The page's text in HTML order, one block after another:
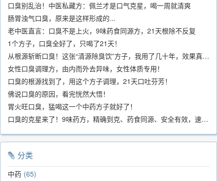
口臭别乱治！中医私藏方：佩兰才是口气克星，喝一周就清爽
肠胃浊气口臭，原来是这样形成的...
老中医直言：口臭不是上火，9味药食同源方，21天根除不反复
1个方子，口臭全好了，只喝了21天！
从根源斩断口臭！这张“清源除臭饮”方子，我用了几十年，效果真不错
女性口臭调理方，由内而外去异味，女性体质专用！
口臭的根源找到了，用这个方子调理，21天口吐芬芳！
佛说口臭的原因，看完恍然大悟！
胃火旺口臭，猛喝这一个中药方子就好了！
口臭的克星来了！9味药方，精确到克、药食同源、安全有效，速看！
分类
中药 65